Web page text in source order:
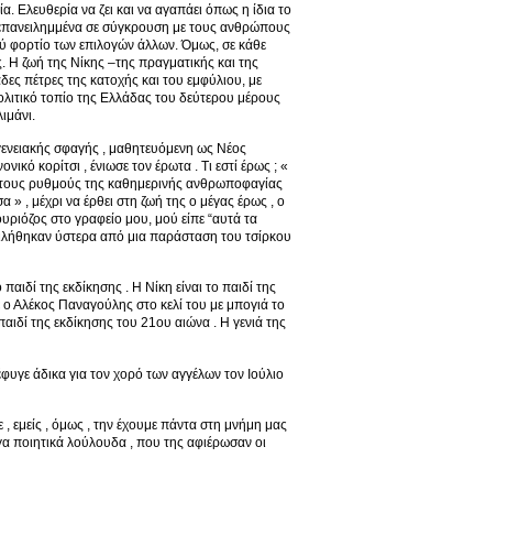
Ελευθερία να ζει και να αγαπάει όπως η ίδια το
σε σύγκρουση με τους ανθρώπους
φορτίο των επιλογών άλλων. Όμως, σε κάθε
Η ζωή της Νίκης –της πραγματικής και της
πέτρες της κατοχής και του εμφύλιου, με
τοπίο της Ελλάδας του δεύτερου μέρους
σφαγής , μαθητευόμενη ως Νέος
κορίτσι , ένιωσε τον έρωτα . Τι εστί έρως ; «
ρυθμούς της καθημερινής ανθρωποφαγίας
» , μέχρι να έρθει στη ζωή της ο μέγας έρως , ο
στο γραφείο μου, μού είπε “αυτά τα
ύστερα από μια παράσταση του τσίρκου
της εκδίκησης . Η Νίκη είναι το παιδί της
Αλέκος Παναγούλης στο κελί του με μπογιά το
της εκδίκησης του 21ου αιώνα . Η γενιά της
άδικα για τον χορό των αγγέλων τον Ιούλιο
εμείς , όμως , την έχουμε πάντα στη μνήμη μας
ποιητικά λούλουδα , που της αφιέρωσαν οι